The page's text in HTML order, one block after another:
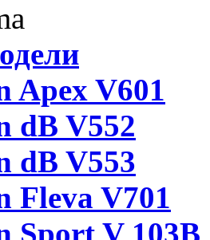
Apex V601
dB V552
dB V553
Fleva V701